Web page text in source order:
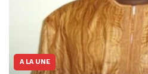
A LA UNE